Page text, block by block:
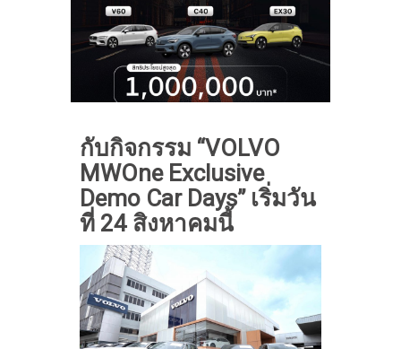
กับกิจกรรม “VOLVO
MWOne Exclusive
Demo Car Days” เริ่มวัน
ที่ 24 สิงหาคมนี้